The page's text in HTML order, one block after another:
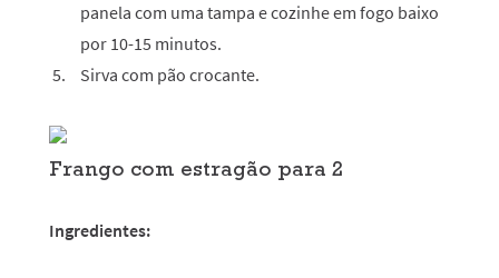
panela com uma tampa e cozinhe em fogo baixo
por 10-15 minutos.
Sirva com pão crocante.
Frango com estragão para 2
Ingredientes: